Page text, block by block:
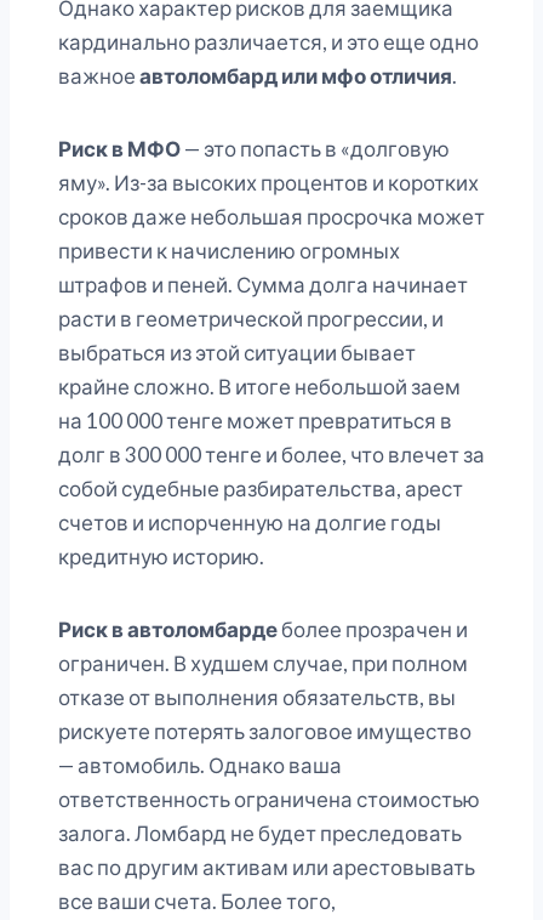
Однако характер рисков для заемщика
кардинально различается, и это еще одно
важноеавтоломбард или мфо отличия.
Риск в МФО— это попасть в «долговую
яму». Из-за высоких процентов и коротких
сроков даже небольшая просрочка может
привести к начислению огромных
штрафов и пеней. Сумма долга начинает
расти в геометрической прогрессии, и
выбраться из этой ситуации бывает
крайне сложно. В итоге небольшой заем
на 100 000 тенге может превратиться в
долг в 300 000 тенге и более, что влечет за
собой судебные разбирательства, арест
счетов и испорченную на долгие годы
кредитную историю.
Риск в автоломбардеболее прозрачен и
ограничен. В худшем случае, при полном
отказе от выполнения обязательств, вы
рискуете потерять залоговое имущество
— автомобиль. Однако ваша
ответственность ограничена стоимостью
залога. Ломбард не будет преследовать
вас по другим активам или арестовывать
все ваши счета. Более того,